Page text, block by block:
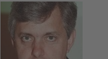
centraal staat.
Vopak geworden. Tijdens de
jaarlijkse CFO Day in
Noordwijkerhout, kreeg De
Kreij de onderscheiding uit